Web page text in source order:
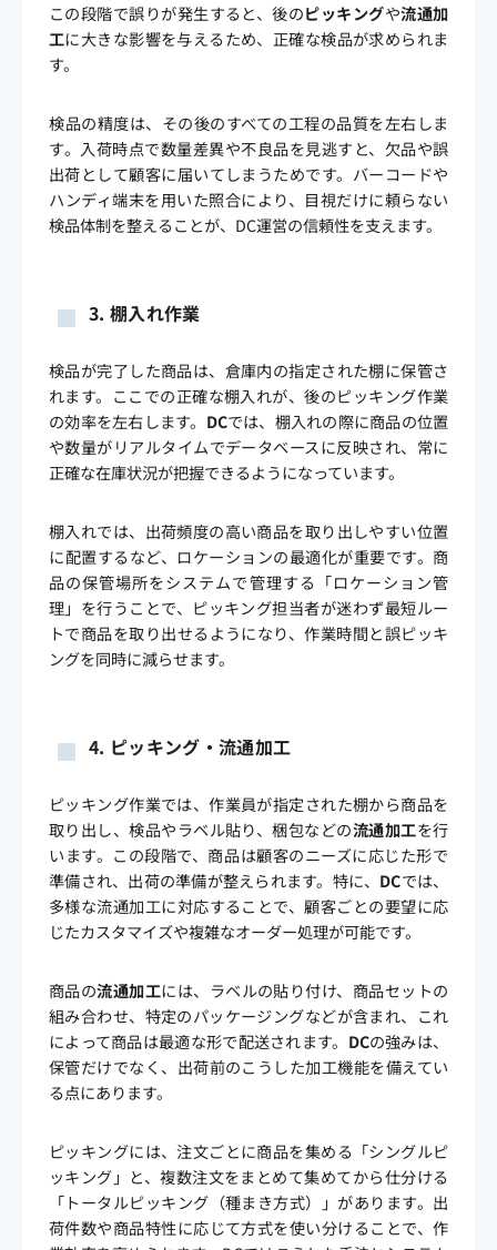
この段階で誤りが発生すると、後のピッキングや流通加
工に大きな影響を与えるため、正確な検品が求められま
す。
検品の精度は、その後のすべての工程の品質を左右しま
す。入荷時点で数量差異や不良品を見逃すと、欠品や誤
出荷として顧客に届いてしまうためです。バーコードや
ハンディ端末を用いた照合により、目視だけに頼らない
検品体制を整えることが、DC運営の信頼性を支えます。
3. 棚入れ作業
検品が完了した商品は、倉庫内の指定された棚に保管さ
れます。ここでの正確な棚入れが、後のピッキング作業
の効率を左右します。 DCでは、棚入れの際に商品の位置
や数量がリアルタイムでデータベースに反映され、常に
正確な在庫状況が把握できるようになっています。
棚入れでは、出荷頻度の高い商品を取り出しやすい位置
に配置するなど、ロケーションの最適化が重要です。商
品の保管場所をシステムで管理する「ロケーション管
理」を行うことで、ピッキング担当者が迷わず最短ルー
トで商品を取り出せるようになり、作業時間と誤ピッキ
ングを同時に減らせます。
4. ピッキング・流通加工
ピッキング作業では、作業員が指定された棚から商品を
取り出し、検品やラベル貼り、梱包などの流通加工を行
います。この段階で、商品は顧客のニーズに応じた形で
準備され、出荷の準備が整えられます。特に、 DCでは、
多様な流通加工に対応することで、顧客ごとの要望に応
じたカスタマイズや複雑なオーダー処理が可能です。
商品の流通加工には、ラベルの貼り付け、商品セットの
組み合わせ、特定のパッケージングなどが含まれ、これ
によって商品は最適な形で配送されます。 DCの強みは、
保管だけでなく、出荷前のこうした加工機能を備えてい
る点にあります。
ピッキングには、注文ごとに商品を集める「シングルピ
ッキング」と、複数注文をまとめて集めてから仕分ける
「トータルピッキング（種まき方式）」があります。出
荷件数や商品特性に応じて方式を使い分けることで、作